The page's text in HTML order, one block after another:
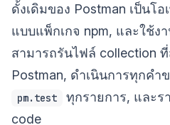
ดั้งเดิมของ Postman เป็นโ
แบบแพ็กเกจ npm, และใช้
สามารถรันไฟล์ collection
Postman, ดำเนินการทุกคำ
pm.test
ทุกรายการ, และร
code